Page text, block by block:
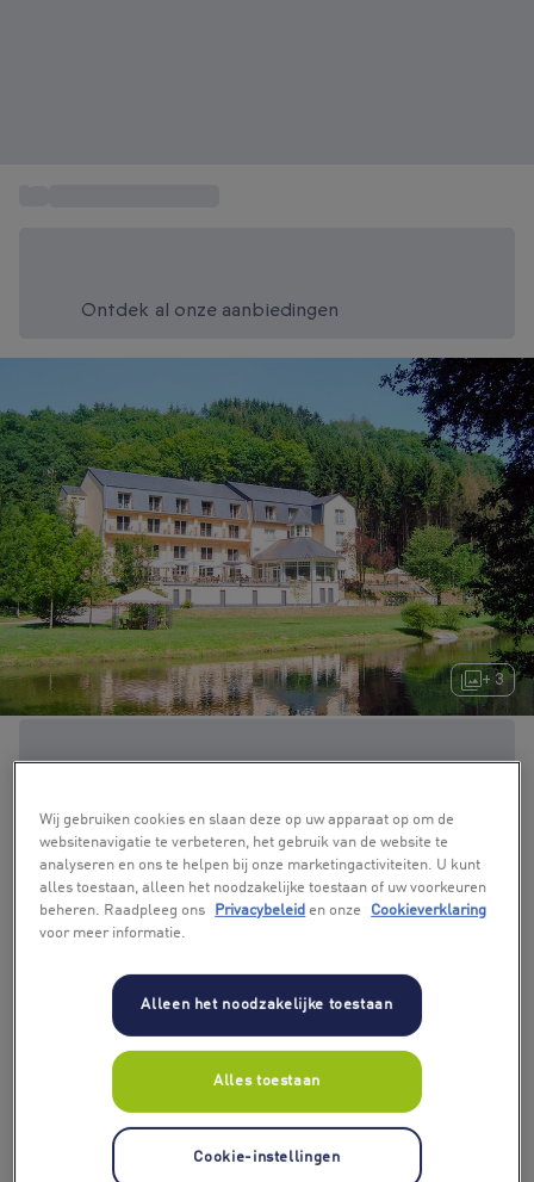
Ontdek al onze aanbiedingen
+ 3
Wij gebruiken cookies en slaan deze op uw apparaat op om de
websitenavigatie te verbeteren, het gebruik van de website te
analyseren en ons te helpen bij onze marketingactiviteiten. U kunt
alles toestaan, alleen het noodzakelijke toestaan of uw voorkeuren
beheren. Raadpleeg ons
Privacybeleid en onze
Cookieverklaring
voor meer informatie.
Alleen het noodzakelijke toestaan
Alles toestaan
Cookie-instellingen